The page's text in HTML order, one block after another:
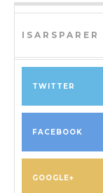
TWITTER
FACEBOOK
GOOGLE+